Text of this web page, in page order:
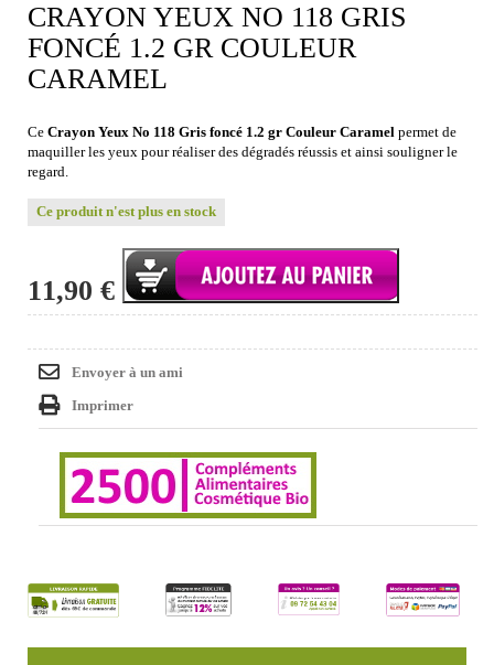
CRAYON YEUX NO 118 GRIS
FONCÉ 1.2 GR COULEUR
CARAMEL
Ce Crayon Yeux No 118 Gris foncé 1.2 gr Couleur Caramel permet de
maquiller les yeux pour réaliser des dégradés réussis et ainsi souligner le
regard.
Ce produit n'est plus en stock
11,90 €
Envoyer à un ami
Imprimer